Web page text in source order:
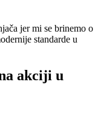
jer mi se brinemo o
standarde u
akciji u